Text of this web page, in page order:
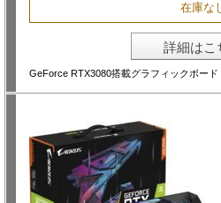
在庫な
詳細はこ
GeForce RTX3080搭載グラフィックボード